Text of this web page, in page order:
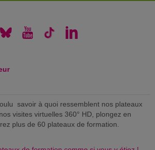
savoir à quoi ressemblent nos plateaux
visites virtuelles 360° HD, plongez en
plus de 60 plateaux de formation.